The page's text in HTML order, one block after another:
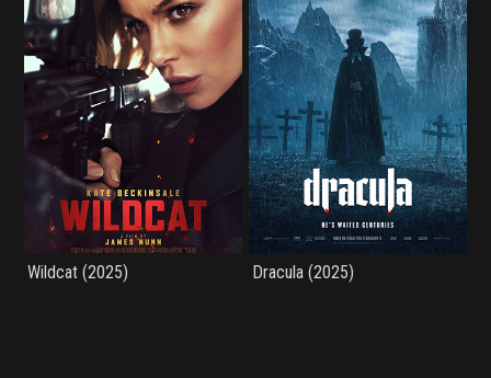
Wildcat (2025) Dracula (2025)